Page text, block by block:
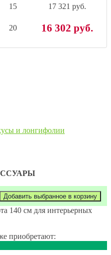
15 17 321 руб.
20 16 302 руб.
и лонгифолии
140 см для интерьерных
приобретают: